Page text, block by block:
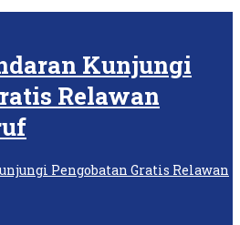
Kunjungi
Relawan